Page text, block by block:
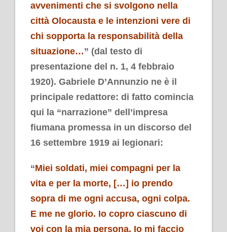
avvenimenti che si svolgono nella
città Olocausta e le intenzioni vere di
chi sopporta la responsabilità della
situazione…” (dal testo di
presentazione del n. 1, 4 febbraio
1920). Gabriele D’Annunzio ne è il
principale redattore: di fatto comincia
qui la “narrazione” dell’impresa
fiumana promessa in un discorso del
16 settembre 1919 ai legionari:
“Miei soldati, miei compagni per la
vita e per la morte, […] io prendo
sopra di me ogni accusa, ogni colpa.
E me ne glorio. Io copro ciascuno di
voi con la mia persona. Io mi faccio